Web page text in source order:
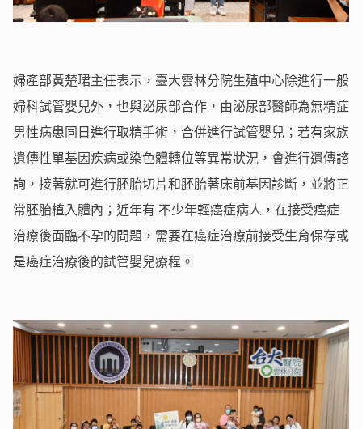
婦產部黃楚珺主任表示，臺大雲林分院生殖中心除進行一般
婦科試管嬰兒外，也與泌尿部合作，由泌尿部醫師為無精症
男性病患同日進行取精手術，合併進行試管嬰兒；若有家族
遺傳性單基因疾病或染色體轉位等異常狀況，會進行遺傳諮
詢，接著就可進行胚胎切片和胚胎著床前基因診斷，並將正
常胚胎植入體內；近年有 不少年輕癌症病人，在接受癌症
治療後面臨不孕的問題，需要在癌症治療前接受生育保存或
是癌症治療後的試管嬰兒療程。